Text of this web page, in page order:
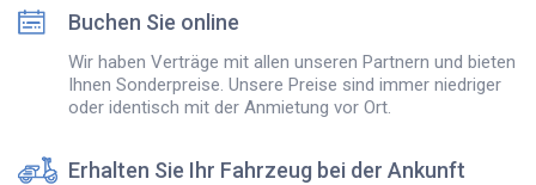
Buchen Sie online
Wir haben Verträge mit allen unseren Partnern und bieten
Ihnen Sonderpreise. Unsere Preise sind immer niedriger
oder identisch mit der Anmietung vor Ort.
Erhalten Sie Ihr Fahrzeug bei der Ankunft